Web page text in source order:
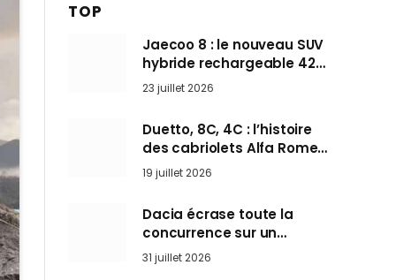
TOP
Jaecoo 8 : le nouveau SUV
hybride rechargeable 428
ch qui vise l’Audi Q7 arrive
en Europe cet automne
23 juillet 2026
Duetto, 8C, 4C : l’histoire
des cabriolets Alfa Romeo,
ces Spider qui ont défini
l’art de rouler cheveux au
vent
19 juillet 2026
Dacia écrase toute la
concurrence sur un
marché où personne ne
l’attendait
31 juillet 2026